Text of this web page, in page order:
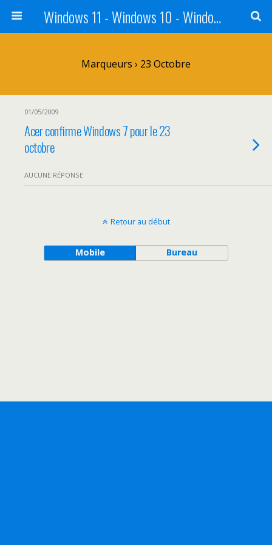
Windows 11 - Windows 10 - Windows 8 - Windows 7 - VISTA
Marqueurs › 23 Octobre
01/05/2009
Acer confirme Windows 7 pour le 23
octobre
AUCUNE RÉPONSE
Retour au début
Mobile Bureau